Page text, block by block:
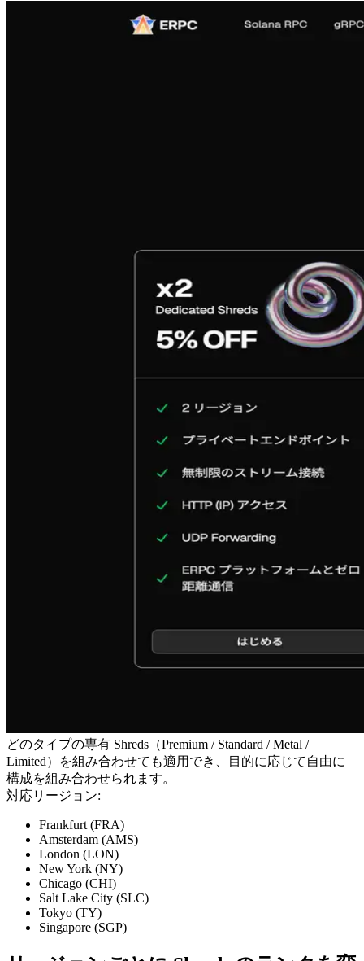
どのタイプの専有 Shreds（Premium / Standard / Metal /
Limited）を組み合わせても適用でき、目的に応じて自由に
構成を組み合わせられます。
対応リージョン:
Frankfurt (FRA)
Amsterdam (AMS)
London (LON)
New York (NY)
Chicago (CHI)
Salt Lake City (SLC)
Tokyo (TY)
Singapore (SGP)